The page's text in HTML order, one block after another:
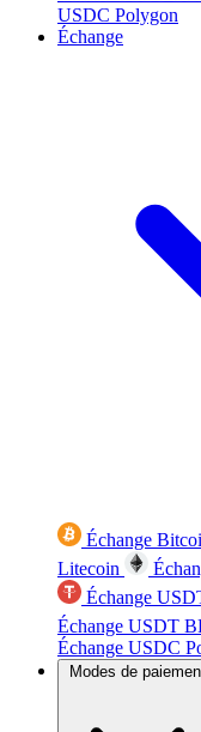
USDC Polygon
Échange
Échange
Litecoin
Échange
Échange USDT
Échange USDC
Modes de